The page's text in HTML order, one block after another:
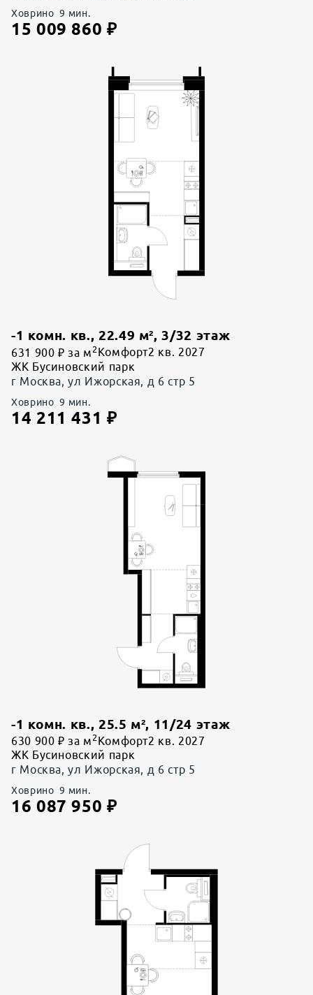
Ховрино 9 мин.
15 009 860 ₽
-1 комн. кв., 22.49 м²,3/32 этаж
631 900 ₽ за м 2 Комфорт2 кв. 2027
ЖК Бусиновский парк
г Москва, ул Ижорская, д 6 стр 5
Ховрино 9 мин.
14 211 431 ₽
-1 комн. кв., 25.5 м², 11 /24 этаж
630 900 ₽ за м 2 Комфорт2 кв. 2027
ЖК Бусиновский парк
г Москва, ул Ижорская, д 6 стр 5
Ховрино 9 мин.
16 087 950 ₽